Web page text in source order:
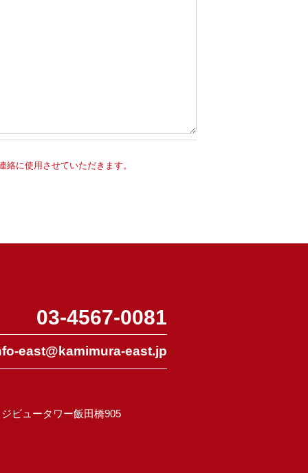
絡に使用させていただきます。
03-4567-0081
east@kamimura-east.jp
ビュータワー飯田橋905